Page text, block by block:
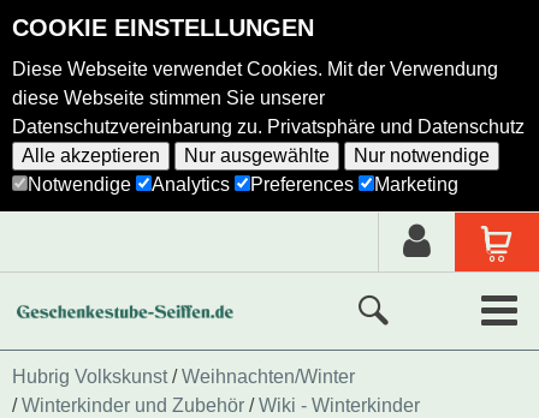
COOKIE EINSTELLUNGEN
Diese Webseite verwendet Cookies. Mit der Verwendung
diese Webseite stimmen Sie unserer
Datenschutzvereinbarung zu. Privatsphäre und Datenschutz
Alle akzeptieren
Nur ausgewählte
Nur notwendige
Notwendige
Analytics Preferences Marketing
Neue Produkte
Hubrig Volkskunst
Weihnachten/Winter
Winterkinder und Zubehör
Wiki - Winterkinder